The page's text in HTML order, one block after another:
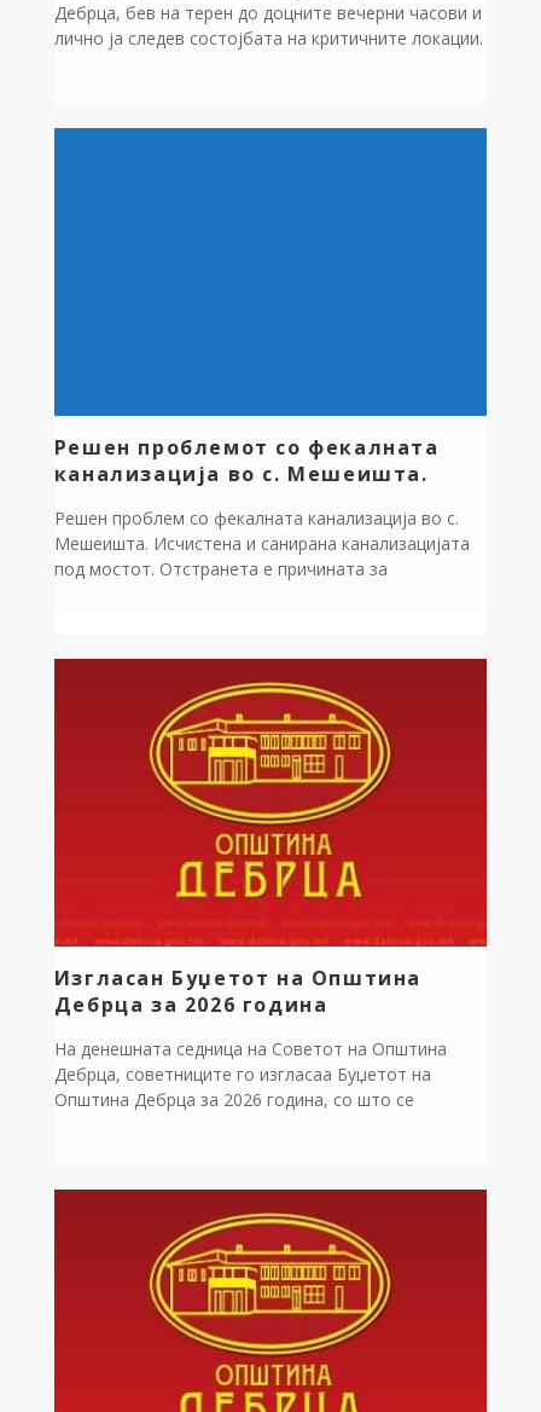
Дебрца, бев на терен до доцните вечерни часови и
лично ја следев состојбата на критичните локации.
Решен проблемот со фекалната
канализација во с. Мешеишта.
Решен проблем со фекалната канализација во с.
Мешеишта. Исчистена и санирана канализацијата
под мостот. Отстранета е причината за
што следи ќе продолжат активности, по […]
Изгласан Буџетот на Општина
Дебрца за 2026 година
На денешната седница на Советот на Општина
Дебрца, советниците го изгласаа Буџетот на
Општина Дебрца за 2026 година, со што се
кои околу 88.146.663 милиони денари се
предвидени за реализација […]